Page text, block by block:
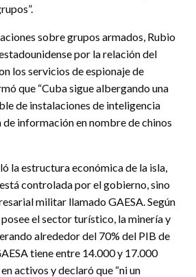
sobre grupos armados, Rubio
por la relación del
los servicios de espionaje de
que “Cuba sigue albergando una
de instalaciones de inteligencia
información en nombre de chinos
la estructura económica de la isla,
controlada por el gobierno, sino
militar llamado GAESA. Según
el sector turístico, la minería y
alrededor del 70% del PIB de
tiene entre 14.000 y 17.000
activos y declaró que “ni un